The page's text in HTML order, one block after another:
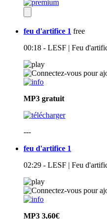
feu d'artifice 1 free
00:18 - LESF | Feu
MP3 gratuit
---
feu d'artifice 1
02:29 - LESF | Feu
MP3 3,60€